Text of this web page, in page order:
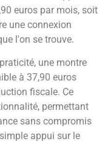
euros par mois, soit
une connexion
l'on se trouve.
une montre
à 37,90 euros
fiscale. Ce
permettant
sans compromis
appui sur le